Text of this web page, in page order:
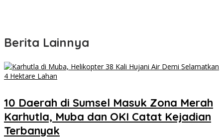
Berita Lainnya
10 Daerah di Sumsel Masuk Zona Merah
Karhutla, Muba dan OKI Catat Kejadian
Terbanyak